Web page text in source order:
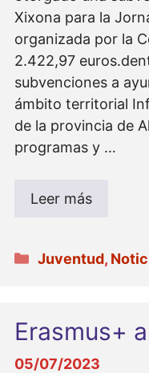
Xixona para la
organizada por la
2.422,97
subvenciones a
ámbito territorial
de la provincia de
programas y …
Leer más
Categorías
Juventud,
Erasmus+
05/07/2023